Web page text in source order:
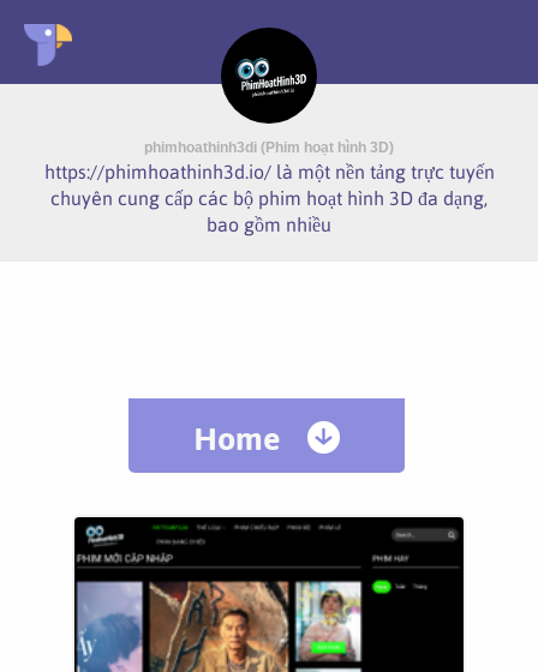
phimhoathinh3di (Phim hoạt hình 3D)
https://phimhoathinh3d.io/ là một nền tảng trực tuyến
chuyên cung cấp các bộ phim hoạt hình 3D đa dạng,
bao gồm nhiều
Home